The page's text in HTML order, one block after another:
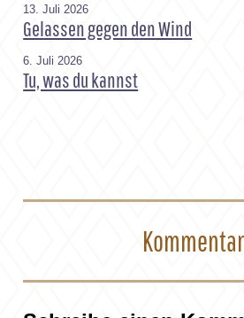
13. Juli 2026
Gelassen gegen den Wind
6. Juli 2026
Tu, was du kannst